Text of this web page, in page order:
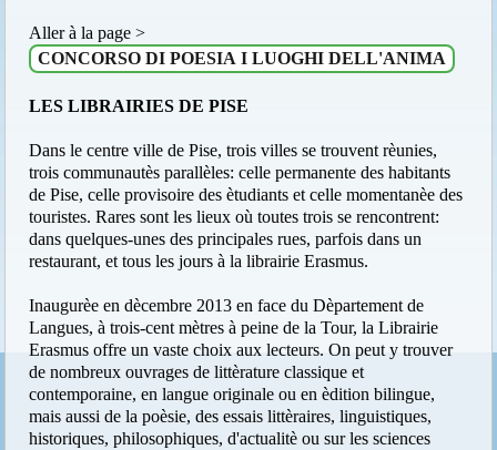
Aller à la page >
CONCORSO DI POESIA I LUOGHI DELL'ANIMA
LES LIBRAIRIES DE PISE
Dans le centre ville de Pise, trois villes se trouvent rèunies,
trois communautès parallèles: celle permanente des habitants
de Pise, celle provisoire des ètudiants et celle momentanèe des
touristes. Rares sont les lieux où toutes trois se rencontrent:
dans quelques-unes des principales rues, parfois dans un
restaurant, et tous les jours à la librairie Erasmus.
Inaugurèe en dècembre 2013 en face du Dèpartement de
Langues, à trois-cent mètres à peine de la Tour, la Librairie
Erasmus offre un vaste choix aux lecteurs. On peut y trouver
de nombreux ouvrages de littèrature classique et
contemporaine, en langue originale ou en èdition bilingue,
mais aussi de la poèsie, des essais littèraires, linguistiques,
historiques, philosophiques, d'actualitè ou sur les sciences